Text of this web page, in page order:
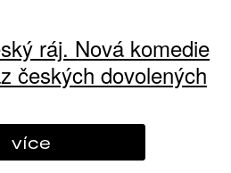
ráj. Nová komedie
českých dovolených
více